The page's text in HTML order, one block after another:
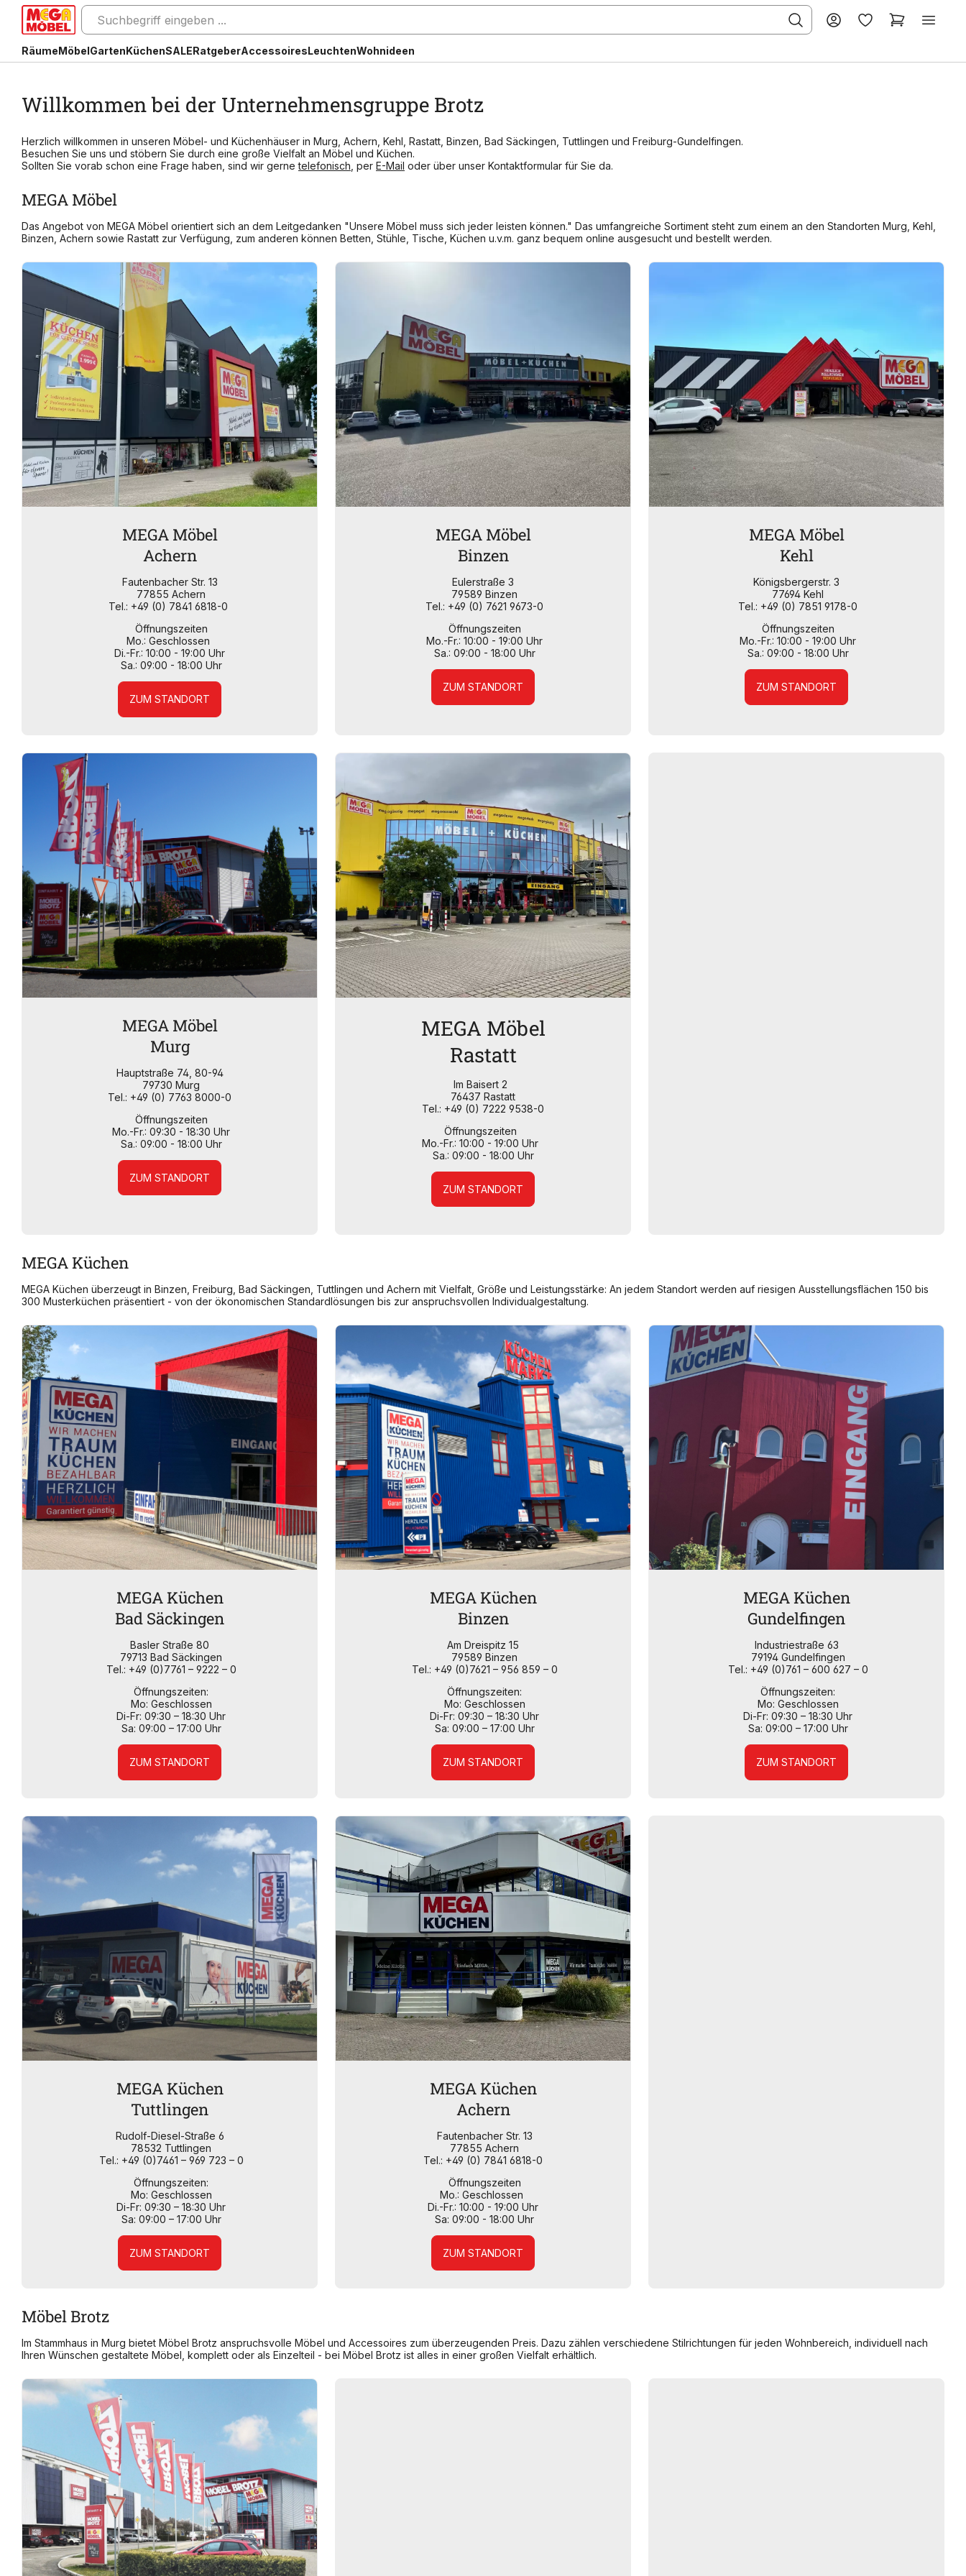
RäumeMöbelGartenKüchenSALERatgeberAccessoiresLeuchtenWohnideen
Willkommen bei der Unternehmensgruppe Brotz
Herzlich willkommen in unseren Möbel- und Küchenhäuser in Murg, Achern, Kehl, Rastatt, Binzen, Bad Säckingen, Tuttlingen und Freiburg-Gundelfingen.
Besuchen Sie uns und stöbern Sie durch eine große Vielfalt an Möbel und Küchen.
Sollten Sie vorab schon eine Frage haben, sind wir gernetelefonisch , per E-Mail oder über unser Kontaktformular für Sie da.
MEGA Möbel
Das Angebot von MEGA Möbel orientiert sich an dem Leitgedanken "Unsere Möbel muss sich jeder leisten können." Das umfangreiche Sortiment steht zum einem an den Standorten Murg, Kehl,
Binzen, Achern sowie Rastatt zur Verfügung, zum anderen können Betten, Stühle, Tische, Küchen u.v.m. ganz bequem online ausgesucht und bestellt werden.
MEGA Möbel
Achern
Fautenbacher Str. 13
77855 Achern
Tel.: +49 (0) 7841 6818-0
Öffnungszeiten
Mo.: Geschlossen
Di.-Fr.: 10:00 - 19:00 Uhr
Sa.: 09:00 - 18:00 Uhr
ZUM STANDORT
MEGA Möbel
Binzen
Eulerstraße 3
79589 Binzen
Tel.: +49 (0) 7621 9673-0
Öffnungszeiten
Mo.-Fr.: 10:00 - 19:00 Uhr
Sa.: 09:00 - 18:00 Uhr
ZUM STANDORT
MEGA Möbel
Kehl
Königsbergerstr. 3
77694 Kehl
Tel.: +49 (0) 7851 9178-0
Öffnungszeiten
Mo.-Fr.: 10:00 - 19:00 Uhr
Sa.: 09:00 - 18:00 Uhr
ZUM STANDORT
MEGA Möbel
Murg
Hauptstraße 74, 80-94
79730 Murg
Tel.: +49 (0) 7763 8000-0
Öffnungszeiten
Mo.-Fr.: 09:30 - 18:30 Uhr
Sa.: 09:00 - 18:00 Uhr
ZUM STANDORT
MEGA Möbel
Rastatt
Im Baisert 2
76437 Rastatt
Tel.: +49 (0) 7222 9538-0
Öffnungszeiten
Mo.-Fr.: 10:00 - 19:00 Uhr
Sa.: 09:00 - 18:00 Uhr
ZUM STANDORT
MEGA Küchen
MEGA Küchen überzeugt in Binzen, Freiburg, Bad Säckingen, Tuttlingen und Achern mit Vielfalt, Größe und Leistungsstärke: An jedem Standort werden auf riesigen Ausstellungsflächen 150 bis
300 Musterküchen präsentiert - von der ökonomischen Standardlösungen bis zur anspruchsvollen Individualgestaltung.
MEGA Küchen
Bad Säckingen
Basler Straße 80
79713 Bad Säckingen
Tel.: +49 (0)7761 – 9222 – 0
Öffnungszeiten:
Mo: Geschlossen
Di-Fr: 09:30 – 18:30 Uhr
Sa: 09:00 – 17:00 Uhr
ZUM STANDORT
MEGA Küchen
Binzen
Am Dreispitz 15
79589 Binzen
Tel.: +49 (0)7621 – 956 859 – 0
Öffnungszeiten:
Mo: Geschlossen
Di-Fr: 09:30 – 18:30 Uhr
Sa: 09:00 – 17:00 Uhr
ZUM STANDORT
MEGA Küchen
Gundelfingen
Industriestraße 63
79194 Gundelfingen
Tel.: +49 (0)761 – 600 627 – 0
Öffnungszeiten:
Mo: Geschlossen
Di-Fr: 09:30 – 18:30 Uhr
Sa: 09:00 – 17:00 Uhr
ZUM STANDORT
MEGA Küchen
Tuttlingen
Rudolf-Diesel-Straße 6
78532 Tuttlingen
Tel.: +49 (0)7461 – 969 723 – 0
Öffnungszeiten:
Mo: Geschlossen
Di-Fr: 09:30 – 18:30 Uhr
Sa: 09:00 – 17:00 Uhr
ZUM STANDORT
MEGA Küchen
Achern
Fautenbacher Str. 13
77855 Achern
Tel.: +49 (0) 7841 6818-0
Öffnungszeiten
Mo.: Geschlossen
Di.-Fr.: 10:00 - 19:00 Uhr
Sa: 09:00 - 18:00 Uhr
ZUM STANDORT
Möbel Brotz
Im Stammhaus in Murg bietet Möbel Brotz anspruchsvolle Möbel und Accessoires zum überzeugenden Preis. Dazu zählen verschiedene Stilrichtungen für jeden Wohnbereich, individuell nach
Ihren Wünschen gestaltete Möbel, komplett oder als Einzelteil - bei Möbel Brotz ist alles in einer großen Vielfalt erhältlich.